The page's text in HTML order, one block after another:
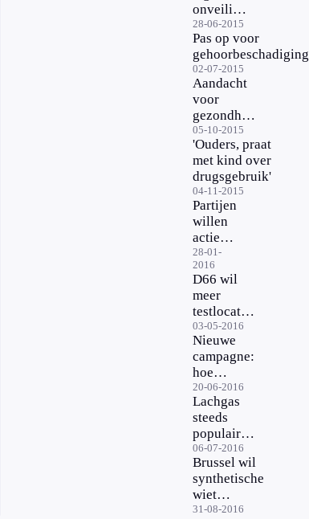
onveilig
feesten
van start
28-06-2015
Pas op voor
gehoorbeschadiging
02-07-2015
Aandacht
voor
gezondheid
op dance-
event
05-10-2015
'Ouders, praat
met kind over
drugsgebruik'
04-11-2015
Partijen
willen
actie
tegen
gebruik
GHB
28-01-
2016
D66 wil
meer
testlocaties
xtc
03-05-2016
Nieuwe
campagne:
hoe
overleef ik
een
festival
20-06-2016
Lachgas
steeds
populairder
onder
scholieren
06-07-2016
Brussel wil
synthetische
wiet
aanpakken
31-08-2016